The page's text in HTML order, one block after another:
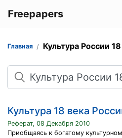
Freepapers
Главная Культура России
Поиск
Культура 18 века
Реферат, 08 Декабря 2010
Приобщаясь к богатому